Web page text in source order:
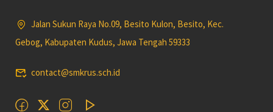
Jalan Sukun Raya No.09, Besito Kulon, Besito, Kec.
Gebog, Kabupaten Kudus, Jawa Tengah 59333
contact@smkrus.sch.id